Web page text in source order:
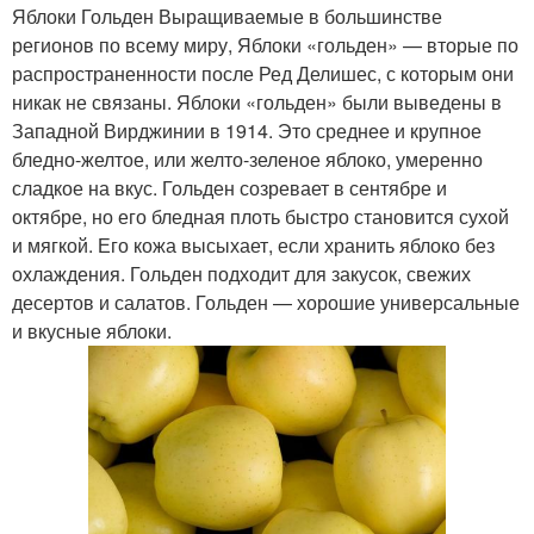
Яблоки Гольден Выращиваемые в большинстве
регионов по всему миру, Яблоки «гольден» — вторые по
распространенности после Ред Делишес, с которым они
никак не связаны. Яблоки «гольден» были выведены в
Западной Вирджинии в 1914. Это среднее и крупное
бледно-желтое, или желто-зеленое яблоко, умеренно
сладкое на вкус. Гольден созревает в сентябре и
октябре, но его бледная плоть быстро становится сухой
и мягкой. Его кожа высыхает, если хранить яблоко без
охлаждения. Гольден подходит для закусок, свежих
десертов и салатов. Гольден — хорошие универсальные
и вкусные яблоки.